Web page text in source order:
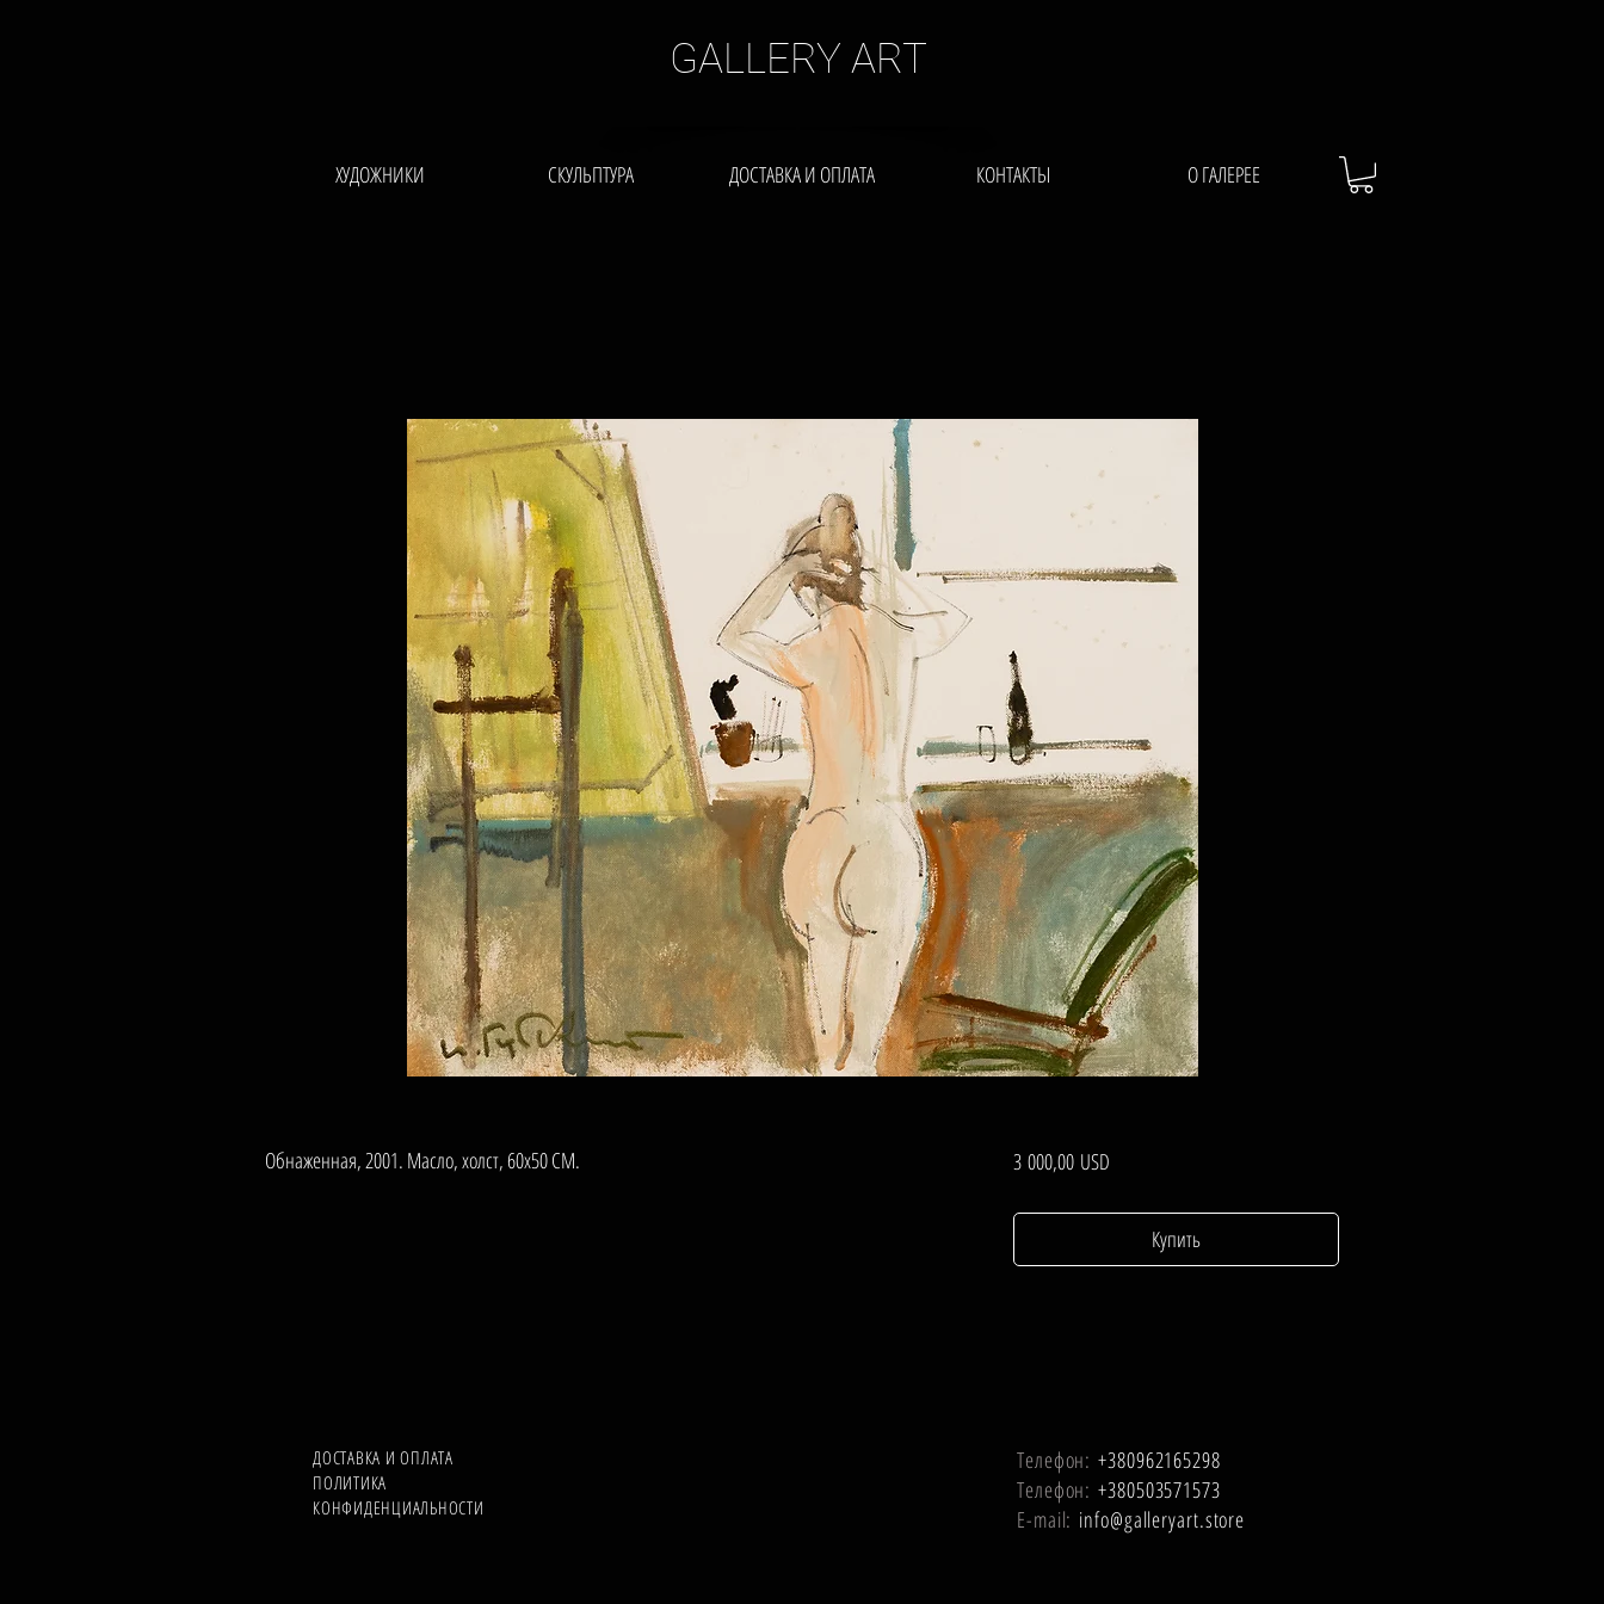
GALLERY ART
О ГАЛЕРЕЕ
КОНТАКТЫ
ДОСТАВКА И ОПЛАТА
СКУЛЬПТУРА
ХУДОЖНИКИ
Обнаженная, 2001. Масло, холст, 60х50 СМ. 3 000,00 USDЦена
Купить
ДОСТАВКА И ОПЛАТА
ПОЛИТИКА
КОНФИДЕНЦИАЛЬНОСТИ
Телефон: +380962165298
Телефон: +380503571573
E-mail: info@galleryart.store